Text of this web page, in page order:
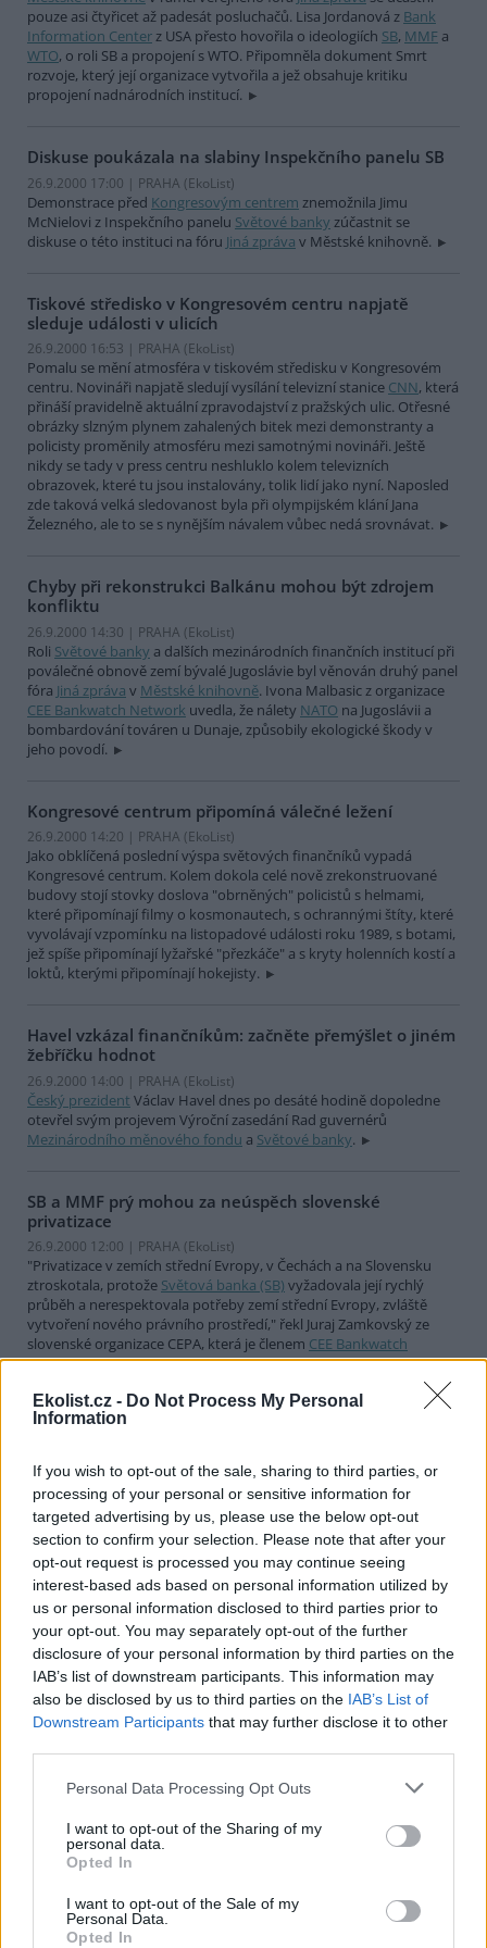
Ekolist.cz - Do Not Process My Personal
Information
If you wish to opt-out of the sale, sharing to third parties, or
processing of your personal or sensitive information for
targeted advertising by us, please use the below opt-out
section to confirm your selection. Please note that after your
opt-out request is processed you may continue seeing
interest-based ads based on personal information utilized by
us or personal information disclosed to third parties prior to
your opt-out. You may separately opt-out of the further
disclosure of your personal information by third parties on the
IAB’s list of downstream participants. This information may
also be disclosed by us to third parties on the IAB’s List of
Downstream Participants that may further disclose it to other
Personal Data Processing Opt Outs
I want to opt-out of the Sharing of my
personal data.
Opted In
I want to opt-out of the Sale of my
Personal Data.
Opted In
pouze asi čtyřicet až padesát posluchačů. Lisa Jordanová z Bank
Information Centerz USA přesto hovořila o ideologiích SB, MMF a
WTO, o roli SB a propojení s WTO. Připomněla dokument Smrt
rozvoje, který její organizace vytvořila a jež obsahuje kritiku
propojení nadnárodních institucí.
Diskuse poukázala na slabiny Inspekčního panelu SB
26.9.2000 17:00 | PRAHA (EkoList)
Demonstrace před Kongresovým centrem znemožnila Jimu
McNielovi z Inspekčního panelu Světové banky zúčastnit se
diskuse o této instituci na fóru Jiná zpráva v Městské knihovně.
Tiskové středisko v Kongresovém centru napjatě
sleduje události v ulicích
26.9.2000 16:53 | PRAHA (EkoList)
Pomalu se mění atmosféra v tiskovém středisku v Kongresovém
centru. Novináři napjatě sledují vysílání televizní stanice CNN, která
přináší pravidelně aktuální zpravodajství z pražských ulic. Otřesné
obrázky slzným plynem zahalených bitek mezi demonstranty a
policisty proměnily atmosféru mezi samotnými novináři. Ještě
nikdy se tady v press centru neshluklo kolem televizních
obrazovek, které tu jsou instalovány, tolik lidí jako nyní. Naposled
zde taková velká sledovanost byla při olympijském klání Jana
Železného, ale to se s nynějším návalem vůbec nedá srovnávat.
Chyby při rekonstrukci Balkánu mohou být zdrojem
konfliktu
26.9.2000 14:30 | PRAHA (EkoList)
Roli Světové banky a dalších mezinárodních finančních institucí při
poválečné obnově zemí bývalé Jugoslávie byl věnován druhý panel
fóra Jiná zpráva v Městské knihovně. Ivona Malbasic z organizace
CEE Bankwatch Network uvedla, že nálety NATO na Jugoslávii a
bombardování továren u Dunaje, způsobily ekologické škody v
jeho povodí.
Kongresové centrum připomíná válečné ležení
26.9.2000 14:20 | PRAHA (EkoList)
Jako obklíčená poslední výspa světových finančníků vypadá
Kongresové centrum. Kolem dokola celé nově zrekonstruované
budovy stojí stovky doslova "obrněných" policistů s helmami,
které připomínají filmy o kosmonautech, s ochrannými štíty, které
vyvolávají vzpomínku na listopadové události roku 1989, s botami,
jež spíše připomínají lyžařské "přezkáče" a s kryty holenních kostí a
loktů, kterými připomínají hokejisty.
Havel vzkázal finančníkům: začněte přemýšlet o jiném
žebříčku hodnot
26.9.2000 14:00 | PRAHA (EkoList)
Český prezident Václav Havel dnes po desáté hodině dopoledne
otevřel svým projevem Výroční zasedání Rad guvernérů
Mezinárodního měnového fondu a Světové banky.
SB a MMF prý mohou za neúspěch slovenské
privatizace
26.9.2000 12:00 | PRAHA (EkoList)
"Privatizace v zemích střední Evropy, v Čechách a na Slovensku
ztroskotala, protože Světová banka (SB) vyžadovala její rychlý
průběh a nerespektovala potřeby zemí střední Evropy, zvláště
vytvoření nového právního prostředí," řekl Juraj Zamkovský ze
slovenské organizace CEPA, která je členem CEE Bankwatch
Network, v dnešní dopolední diskusi vMěstské knihovně. V
26.9.2000 11:05 | PRAHA (EkoList)
Koncert osamoceného polského trumpetisty Martina Krämera,
hrajícího v těsné blízkosti Kongresového centraInternacionálu je
zatím jediným viditelným protestem proti dnes zahájenému
zasedání Mezinárodního měnového fondu (MMF) aSvětové banky
(SB). Podle reportérů EkoListu, kteří jsou právě na náměstí Míru, se
ovšem průvod zhruba 5 000 demonstrantů právě vydal na pochod
ke Kongresovému centru.
Náměstí Míru je už zcela plné, dorazila YA BASTA!
26.9.2000 10:36 | PRAHA (EkoList)
Na náměstí Míru jsou nyní už čtyři tisíce demonstrantů. Zhruba
před pěti minutami dorazila skupina asi pěti až šesti set Italů z
organizaceYA BASTA!v bílých kombinézách a italských levicových
demonstrujícími je také asi třicetičlenná skupinka postarších
transparent s heslem "Nezaměstnanost je nejhorší formou
rasismu".
Globální den akcí začal, na náměstí Míru už tisíc
demonstrantů